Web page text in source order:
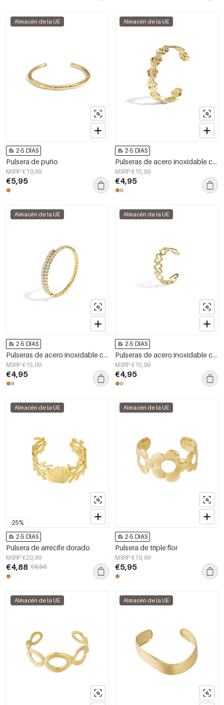
Almacén de la UE
2-5 DÍAS
Pulsera de puño
MSRP €19,99
€5,95
Almacén de la UE
2-5 DÍAS
Pulseras de acero inoxidable con diseño de flores, estilo casual, diario, serie sencilla, joyería para mujer
MSRP €15,99
€4,95
Almacén de la UE
2-5 DÍAS
Pulseras de acero inoxidable con forma de círculo, estilo casual, diario, serie sencilla, joyería para mujer
MSRP €15,99
€4,95
Almacén de la UE
2-5 DÍAS
Pulseras de acero inoxidable con forma de corazón, estilo casual, para uso diario, joyería para mujer.
MSRP €15,99
€4,95
-25%
Almacén de la UE
2-5 DÍAS
Pulsera de arrecife dorado
MSRP €20,99
€4,88 €6,50
Almacén de la UE
2-5 DÍAS
Pulsera de triple flor
MSRP €19,99
€5,95
Almacén de la UE Almacén de la UE